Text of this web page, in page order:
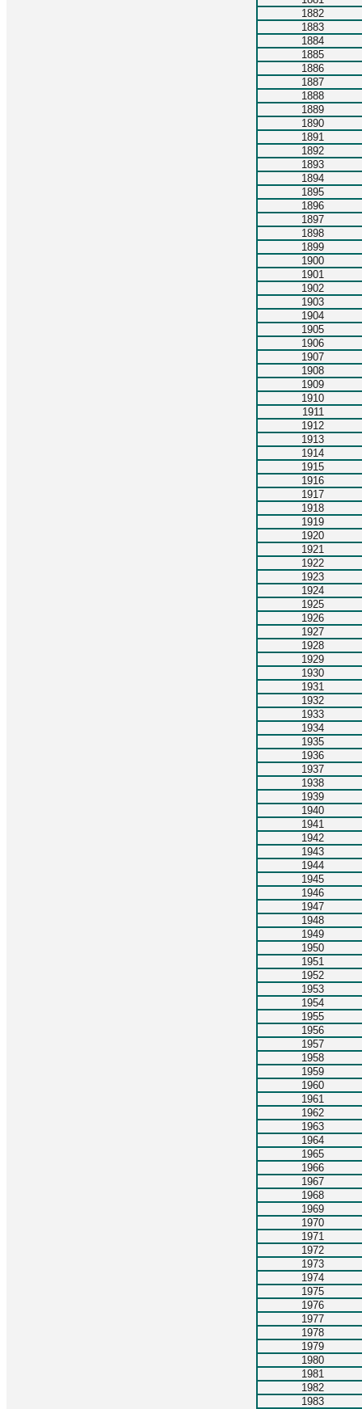
1882
1883
1884
1885
1886
1887
1888
1889
1890
1891
1892
1893
1894
1895
1896
1897
1898
1899
1900
1901
1902
1903
1904
1905
1906
1907
1908
1909
1910
1911
1912
1913
1914
1915
1916
1917
1918
1919
1920
1921
1922
1923
1924
1925
1926
1927
1928
1929
1930
1931
1932
1933
1934
1935
1936
1937
1938
1939
1940
1941
1942
1943
1944
1945
1946
1947
1948
1949
1950
1951
1952
1953
1954
1955
1956
1957
1958
1959
1960
1961
1962
1963
1964
1965
1966
1967
1968
1969
1970
1971
1972
1973
1974
1975
1976
1977
1978
1979
1980
1981
1982
1983